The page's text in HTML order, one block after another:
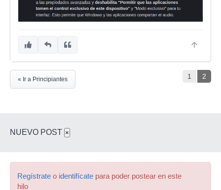
1 2
« Ir a Principiantes
NUEVO POST ×
Regístrate o identifícate para poder postear en este
hilo